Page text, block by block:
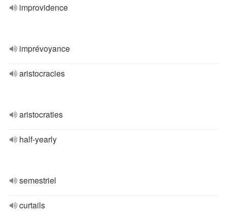
improvidence
imprévoyance
aristocracies
aristocraties
half-yearly
semestriel
curtails